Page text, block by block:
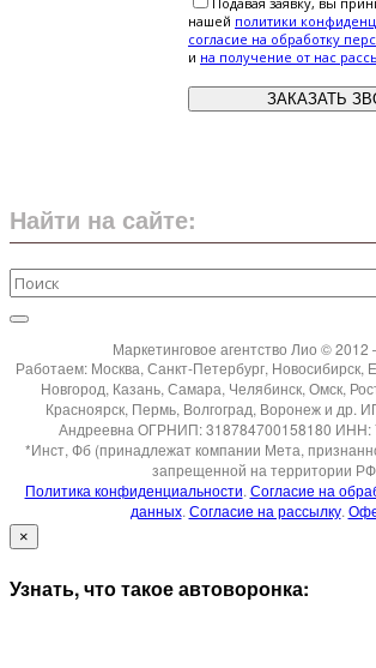
нашей политики
cогласие на обработку
и на получение от нас
Найти на сайте:
Маркетинговое агентство Лио ©
Работаем: Москва, Санкт-Петербург, Новосибирск,
Новгород, Казань, Самара, Челябинск, Омск,
Красноярск, Пермь, Волгоград, Воронеж и др.
Андреевна ОГРНИП: 318784700158180 ИНН:
*Инст, Фб (принадлежат компании Мета,
запрещенной на территории
Политика конфиденциальности. Согласие на
данных. Согласие на рассылку.
×
Узнать, что такое автоворонка: